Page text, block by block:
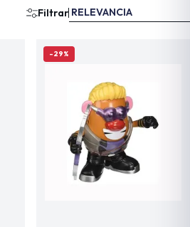
Filtrar RELEVANCIA
-29%